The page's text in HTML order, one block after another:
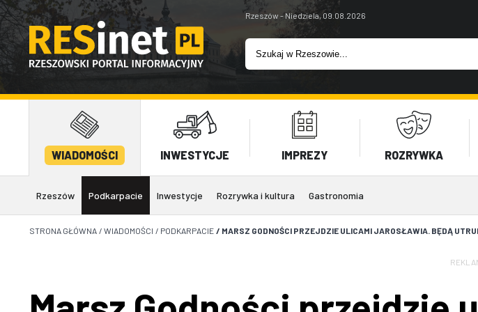
Rzeszów - Niedziela, 09.08.2026
WIADOMOŚCI INWESTYCJE IMPREZY ROZRYWKA
Rzeszów Podkarpacie Inwestycje Rozrywka i kultura Gastronomia
STRONA GŁÓWNA / WIADOMOŚCI / PODKARPACIE / MARSZ GODNOŚCI PRZEJDZIE ULICAMI JAROSŁAWIA. BĘDĄ